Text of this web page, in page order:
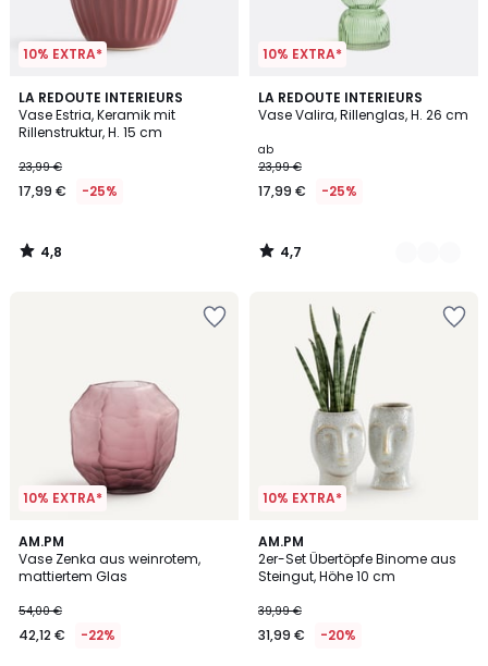
10% EXTRA*
LA REDOUTE INTERIEURS
Vase Estria, Keramik mit
Rillenstruktur, H. 15 cm
23,99 €
17,99 € -25%
4,8
/ 5
4,8
/
10% EXTRA*
LA REDOUTE INTERIEURS
Vase Valira, Rillenglas, H. 26 cm
ab
23,99 €
17,99 € -25%
4,7
/ 5
3
Farben
4,7
/
10% EXTRA*
AM.PM
Vase Zenka aus weinrotem,
mattiertem Glas
54,00 €
42,12 € -22%
5
/
5
10% EXTRA*
AM.PM
2er-Set Übertöpfe Binome aus
Steingut, Höhe 10 cm
39,99 €
31,99 € -20%
4,2
/ 5